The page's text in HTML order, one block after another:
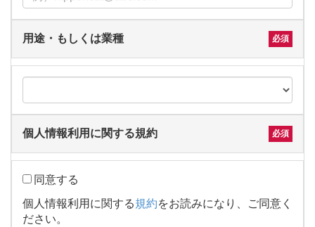
用途・もしくは業種
個人情報利用に関する規約
同意する
個人情報利用に関する規約をお読みになり、ご同意く
ださい。